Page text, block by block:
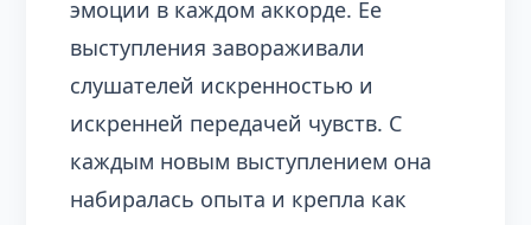
эмоции в каждом аккорде. Ее
выступления завораживали
слушателей искренностью и
искренней передачей чувств. С
каждым новым выступлением она
набиралась опыта и крепла как